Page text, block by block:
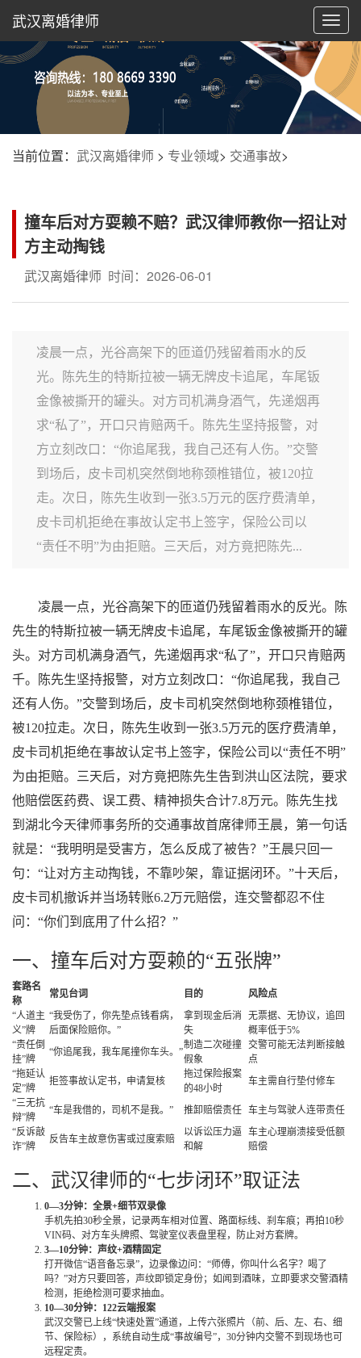
切
换
航
武汉离婚律师
当前位置： 武汉离婚律师 > 专业领域> 交通事故>
撞车后对方耍赖不赔？武汉律师教你一招让对
方主动掏钱
武汉离婚律师 时间：2026-06-01
凌晨一点，光谷高架下的匝道仍残留着雨水的反
光。陈先生的特斯拉被一辆无牌皮卡追尾，车尾钣
金像被撕开的罐头。对方司机满身酒气，先递烟再
求“私了”，开口只肯赔两千。陈先生坚持报警，对
方立刻改口：“你追尾我，我自己还有人伤。”交警
到场后，皮卡司机突然倒地称颈椎错位，被120拉
走。次日，陈先生收到一张3.5万元的医疗费清单，
皮卡司机拒绝在事故认定书上签字，保险公司以
“责任不明”为由拒赔。三天后，对方竟把陈先...
凌晨一点，光谷高架下的匝道仍残留着雨水的反光。陈
先生的特斯拉被一辆无牌皮卡追尾，车尾钣金像被撕开的罐
头。对方司机满身酒气，先递烟再求“私了”，开口只肯赔两
千。陈先生坚持报警，对方立刻改口：“你追尾我，我自己
还有人伤。”交警到场后，皮卡司机突然倒地称颈椎错位，
被120拉走。次日，陈先生收到一张3.5万元的医疗费清单，
皮卡司机拒绝在事故认定书上签字，保险公司以“责任不明”
为由拒赔。三天后，对方竟把陈先生告到洪山区法院，要求
他赔偿医药费、误工费、精神损失合计7.8万元。陈先生找
到湖北今天律师事务所的交通事故首席律师王晨，第一句话
就是：“我明明是受害方，怎么反成了被告？”王晨只回一
句：“让对方主动掏钱，不靠吵架，靠证据闭环。”十天后，
皮卡司机撤诉并当场转账6.2万元赔偿，连交警都忍不住
问：“你们到底用了什么招？”
一、撞车后对方耍赖的“五张牌”
套路名
称
常见台词 目的
风险点
“人道主
义”牌
“我受伤了，你先垫点钱看病，
后面保险赔你。”
拿到现金后消
失
无票据、无协议，追回
概率低于5%
“责任倒
挂”牌
“你追尾我，我车尾撞你车头。”
制造二次碰撞
假象
交警可能无法判断接触
点
“拖延认
定”牌
拒签事故认定书，申请复核
拖过保险报案
的48小时
车主需自行垫付修车
“三无抗
辩”牌
“车是我借的，司机不是我。” 推卸赔偿责任 车主与驾驶人连带责任
“反诉敲
诈”牌
反告车主故意伤害或过度索赔
以诉讼压力逼
和解
车主心理崩溃接受低额
赔偿
二、武汉律师的“七步闭环”取证法
0—3分钟：全景+细节双录像
手机先拍30秒全景，记录两车相对位置、路面标线、刹车痕；再拍10秒
VIN码、对方车头牌照、驾驶室仪表盘里程，防止对方套牌。
3—10分钟：声纹+酒精固定
打开微信“语音备忘录”，边录像边问：“师傅，你叫什么名字？喝了
吗？”对方只要回答，声纹即锁定身份；如闻到酒味，立即要求交警酒精
检测，拒绝检测可要求抽血。
10—30分钟：122云端报案
武汉交警已上线“快速处置”通道，上传六张照片（前、后、左、右、细
节、保险标），系统自动生成“事故编号”，30分钟内交警不到现场也可
远程定责。